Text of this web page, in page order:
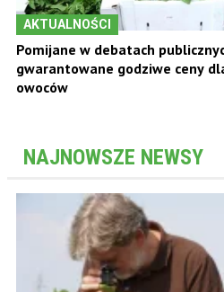
AKTUALNOŚCI
Pomijane w debatach
gwarantowane godziwe ceny
owoców
NAJNOWSZE NEWSY